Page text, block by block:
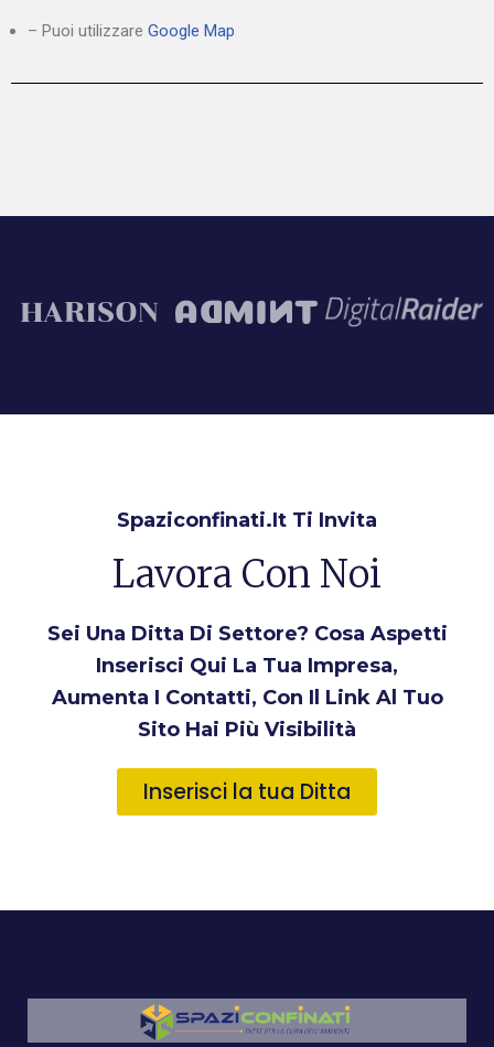
– Puoi utilizzare Google Map
Spaziconfinati.it Ti Invita
Lavora Con Noi
Sei Una Ditta Di Settore? Cosa Aspetti
Inserisci Qui La Tua Impresa,
Aumenta I Contatti, Con Il Link Al Tuo
Sito Hai Più Visibilità
Inserisci la tua Ditta